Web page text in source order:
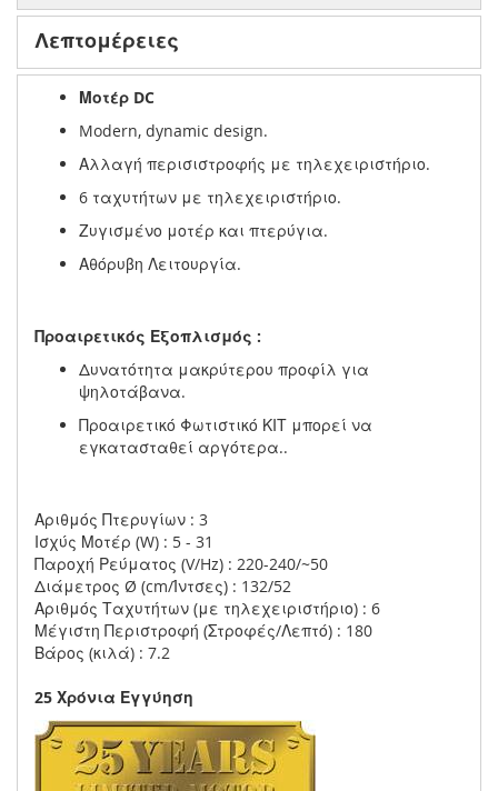
Λεπτομέρειες
Μοτέρ DC
Modern, dynamic design.
Αλλαγή περισιστροφής με τηλεχειριστήριο.
6 ταχυτήτων με τηλεχειριστήριο.
Ζυγισμένο μοτέρ και πτερύγια.
Αθόρυβη Λειτουργία.
Προαιρετικός Εξοπλισμός :
Δυνατότητα μακρύτερου προφίλ για
ψηλοτάβανα.
Προαιρετικό Φωτιστικό ΚΙΤ μπορεί να
εγκατασταθεί αργότερα..
Αριθμός Πτερυγίων : 3
Ισχύς Μοτέρ (W) : 5 - 31
Παροχή Ρεύματος (V/Hz) : 220-240/~50
Διάμετρος Ø (cm/Ίντσες) : 132/52
Αριθμός Ταχυτήτων (με τηλεχειριστήριο) : 6
Μέγιστη Περιστροφή (Στροφές/Λεπτό) : 180
Βάρος (κιλά) : 7.2
25 Χρόνια Εγγύηση